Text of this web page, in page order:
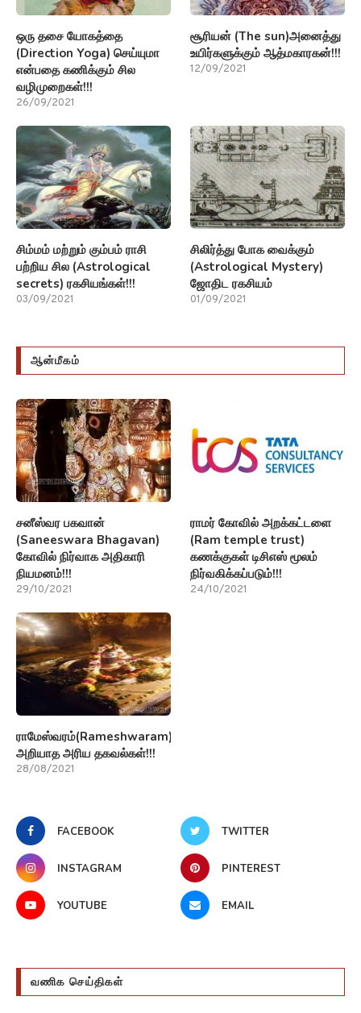
ஒரு தசை யோகத்தை
(Direction Yoga) செய்யுமா
என்பதை கணிக்கும் சில
வழிமுறைகள்!!!
26/09/2021
சூரியன் (The sun)அனைத்து
உயிர்களுக்கும் ஆத்மகாரகன்!!!
12/09/2021
சிம்மம் மற்றும் கும்பம் ராசி
பற்றிய சில (Astrological
secrets) ரகசியங்கள்!!!
03/09/2021
சிலிர்த்து போக வைக்கும்
(Astrological Mystery)
ஜோதிட ரகசியம்
01/09/2021
ஆன்மீகம்
சனீஸ்வர பகவான்
(Saneeswara Bhagavan)
கோவில் நிர்வாக அதிகாரி
நியமனம்!!!
29/10/2021
ராமர் கோவில் அறக்கட்டளை
(Ram temple trust)
கணக்குகள் டிசிஎஸ் மூலம்
நிர்வகிக்கப்படும்!!!
24/10/2021
ராமேஸ்வரம்(Rameshwaram)பற்றி
அறியாத அரிய தகவல்கள்!!!
28/08/2021
FACEBOOK TWITTER
INSTAGRAM PINTEREST
YOUTUBE EMAIL
வணிக செய்திகள்